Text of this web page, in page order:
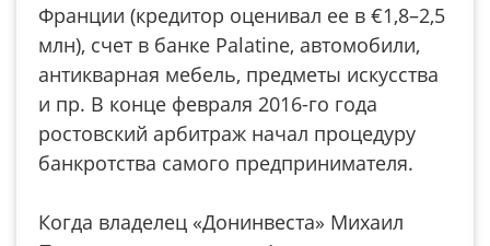
Франции (кредитор оценивал ее в €1,8–2,5
млн), счет в банке Palatine, автомобили,
антикварная мебель, предметы искусства
и пр. В конце февраля 2016-го года
ростовский арбитраж начал процедуру
банкротства самого предпринимателя.
Когда владелец «Донинвеста» Михаил